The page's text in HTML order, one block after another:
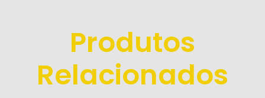
Produtos
Relacionados